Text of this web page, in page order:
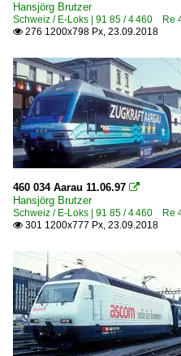
Hansjörg Brutzer
Schweiz / E-Loks | 91 85 / 4 460
 276 1200x798 Px, 23.09.2018
460 034 Aarau 11.06.97 
Hansjörg Brutzer
Schweiz / E-Loks | 91 85 / 4 460
 301 1200x777 Px, 23.09.2018